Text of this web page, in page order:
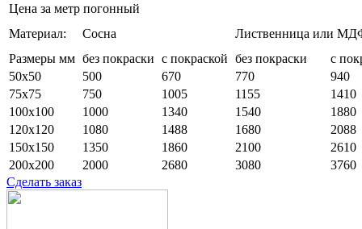
Цена за метр погонный
Материал:
Сосна
Лиственница или
Размеры мм без покраски с покраской без покраски
с
50x50
500 670 770
940
75x75
750 1005 1155
1410
100x100
1000 1340 1540
1880
120x120
1080 1488 1680
2088
150x150
1350 1860 2100
2610
200x200
2000 2680 3080
3760
Сделать заказ